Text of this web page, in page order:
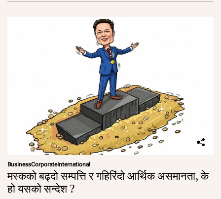
BusinessCorporateInternational
मस्कको बढ्दो सम्पत्ति र गहिरिंदो आर्थिक असमानता, के
हो यसको सन्देश ?